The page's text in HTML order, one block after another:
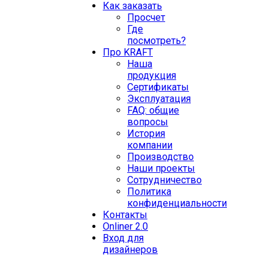
Как заказать
Просчет
Где
посмотреть?
Про KRAFT
Наша
продукция
Сертификаты
Эксплуатация
FAQ: общие
вопросы
История
компании
Производство
Наши проекты
Сотрудничество
Политика
конфиденциальности
Контакты
Onliner 2.0
Вход для
дизайнеров